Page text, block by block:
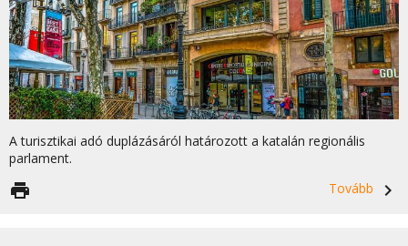
A turisztikai adó duplázásáról határozott a katalán regionális
parlament.
Tovább
navigate_next
print